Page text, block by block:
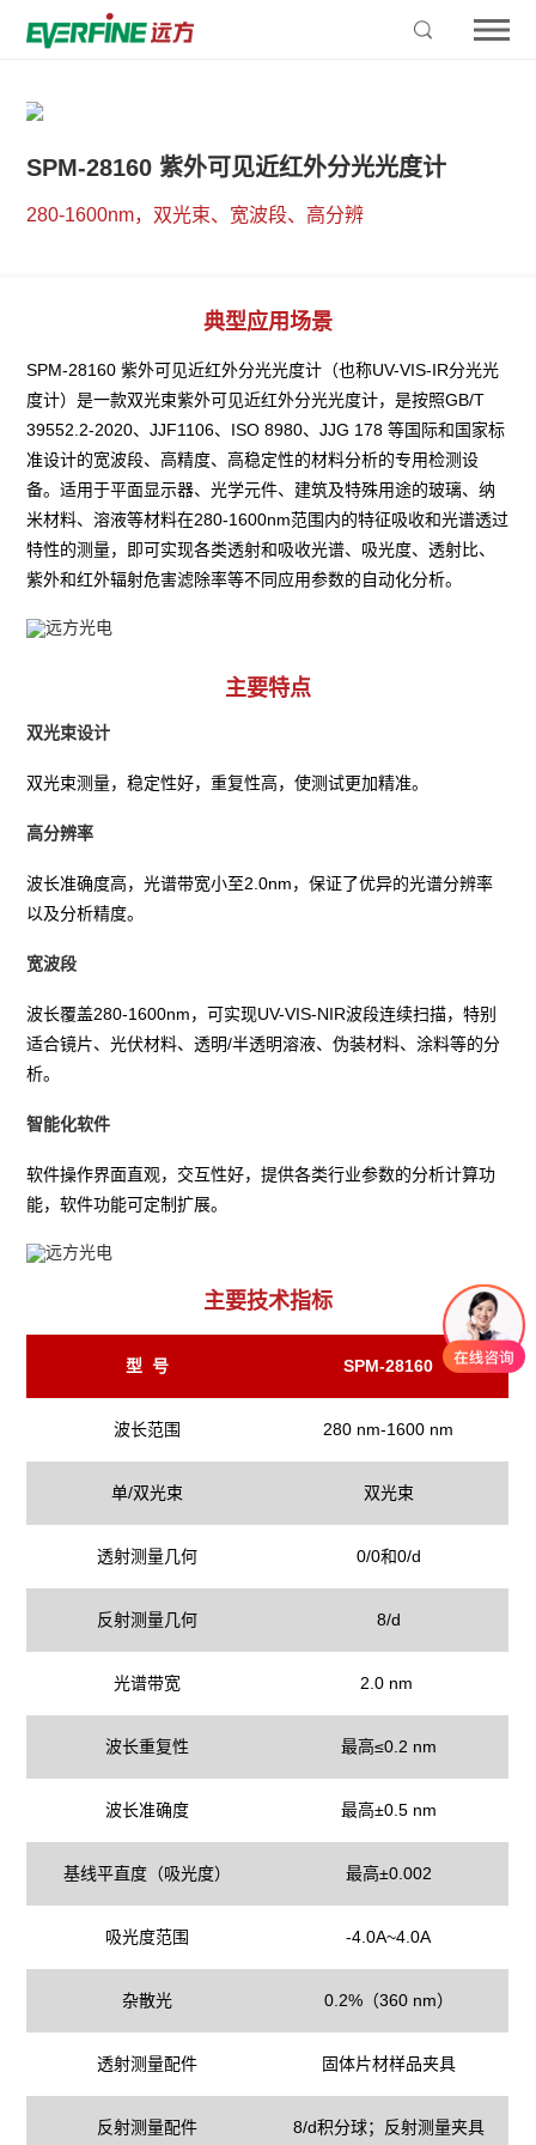
SPM-28160 紫外可见近红外分光光度计
280-1600nm，双光束、宽波段、高分辨
典型应用场景
SPM-28160 紫外可见近红外分光光度计（也称UV-VIS-IR分光光
度计）是一款双光束紫外可见近红外分光光度计，是按照GB/T
39552.2-2020、JJF1106、ISO 8980、JJG 178 等国际和国家标
准设计的宽波段、高精度、高稳定性的材料分析的专用检测设
备。适用于平面显示器、光学元件、建筑及特殊用途的玻璃、纳
米材料、溶液等材料在280-1600nm范围内的特征吸收和光谱透过
特性的测量，即可实现各类透射和吸收光谱、吸光度、透射比、
紫外和红外辐射危害滤除率等不同应用参数的自动化分析。
主要特点
双光束设计
双光束测量，稳定性好，重复性高，使测试更加精准。
高分辨率
波长准确度高，光谱带宽小至2.0nm，保证了优异的光谱分辨率
以及分析精度。
宽波段
波长覆盖280-1600nm，可实现UV-VIS-NIR波段连续扫描，特别
适合镜片、光伏材料、透明/半透明溶液、伪装材料、涂料等的分
析。
智能化软件
软件操作界面直观，交互性好，提供各类行业参数的分析计算功
能，软件功能可定制扩展。
主要技术指标
型 号 SPM-28160
波长范围 280 nm-1600 nm
单/双光束 双光束
透射测量几何 0/0和0/d
反射测量几何 8/d
光谱带宽 2.0 nm
波长重复性 最高≤0.2 nm
波长准确度 最高±0.5 nm
基线平直度（吸光度） 最高±0.002
吸光度范围 -4.0A~4.0A
杂散光 0.2%（360 nm）
透射测量配件 固体片材样品夹具
反射测量配件 8/d积分球；反射测量夹具